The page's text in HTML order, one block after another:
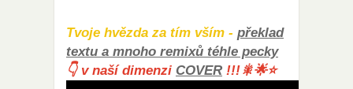
Tvoje hvězda za tím vším - překlad
textu a mnoho remixů téhle pecky
👇 v naší dimenzi COVER !!!🎇🌟⭐